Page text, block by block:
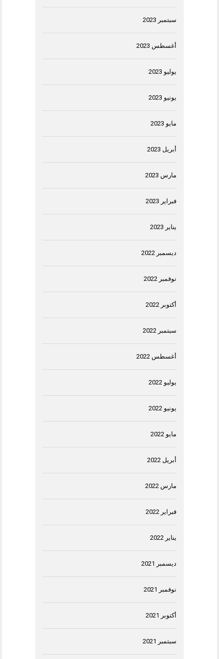
سبتمبر 2023
أغسطس 2023
يوليو 2023
يونيو 2023
مايو 2023
أبريل 2023
مارس 2023
فبراير 2023
يناير 2023
ديسمبر 2022
نوفمبر 2022
أكتوبر 2022
سبتمبر 2022
أغسطس 2022
يوليو 2022
يونيو 2022
مايو 2022
أبريل 2022
مارس 2022
فبراير 2022
يناير 2022
ديسمبر 2021
نوفمبر 2021
أكتوبر 2021
سبتمبر 2021